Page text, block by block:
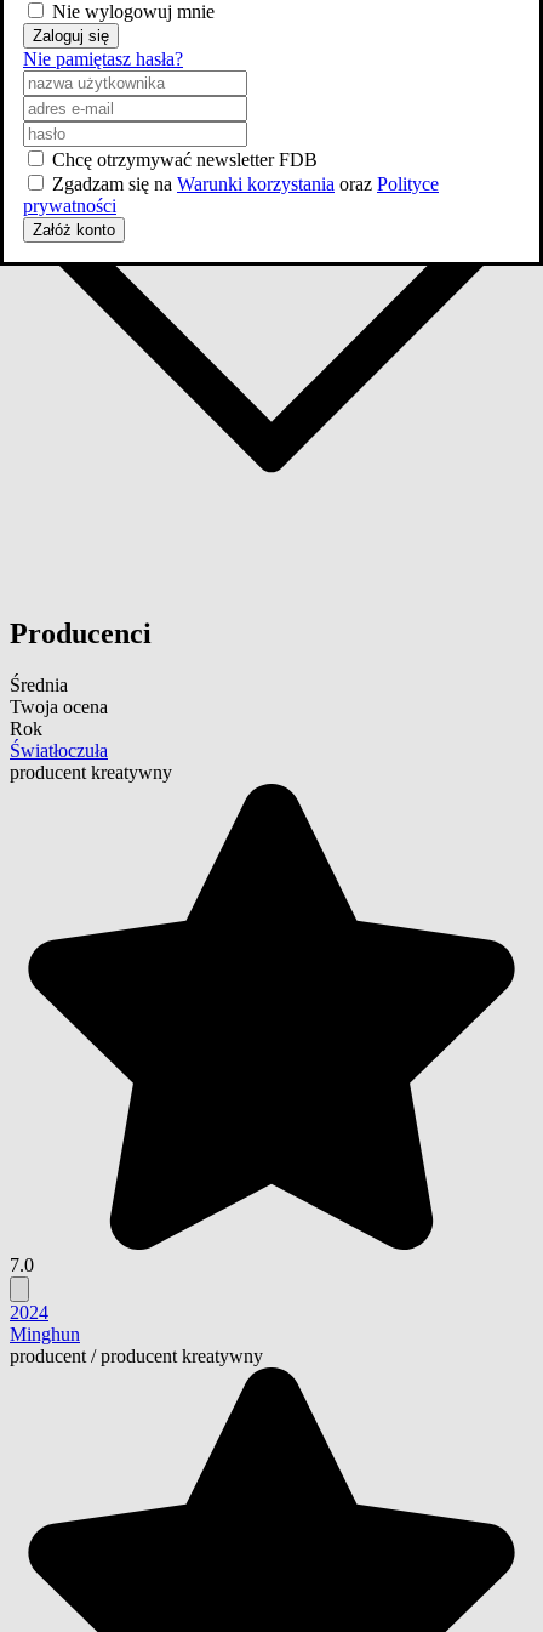
Producenci
Średnia
Twoja ocena
Rok
Światłoczuła
producent kreatywny
7.0
2024
Minghun
producent /producent kreatywny
Nie wylogowuj mnie
Zaloguj się
Nie pamiętasz hasła?
Chcę otrzymywać newsletter FDB
Zgadzam się na Warunki korzystania oraz Polityce
prywatności
Załóż konto